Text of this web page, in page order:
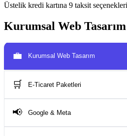
Üstelik kredi kartına 9 taksit
Kurumsal Web
💼 Kurumsal Web Tasarım
🛒 E-Ticaret Paketleri
📢 Google & Meta